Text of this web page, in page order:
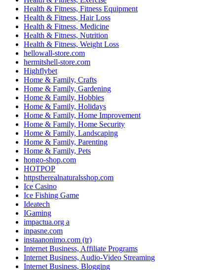
Health & Fitness, Fitness Equipment
Health & Fitness, Hair Loss
Health & Fitness, Medicine
Health & Fitness, Nutrition
Health & Fitness, Weight Loss
hellowall-store.com
hermitshell-store.com
Highflybet
Home & Family, Crafts
Home & Family, Gardening
Home & Family, Hobbies
Home & Family, Holidays
Home & Family, Home Improvement
Home & Family, Home Security
Home & Family, Landscaping
Home & Family, Parenting
Home & Family, Pets
hongo-shop.com
HOTPOP
httpstherealnaturalsshop.com
Ice Casino
Ice Fishing Game
Ideatech
IGaming
impactua.org a
inpasne.com
instaanonimo.com (tr)
Internet Business, Affiliate Programs
Internet Business, Audio-Video Streaming
Internet Business, Blogging